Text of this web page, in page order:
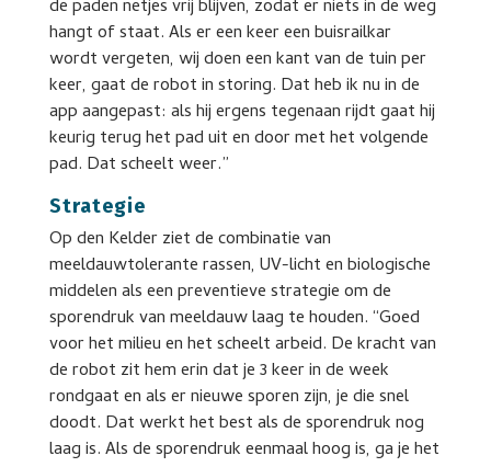
de paden netjes vrij blijven, zodat er niets in de weg
hangt of staat. Als er een keer een buisrailkar
wordt vergeten, wij doen een kant van de tuin per
keer, gaat de robot in storing. Dat heb ik nu in de
app aangepast: als hij ergens tegenaan rijdt gaat hij
keurig terug het pad uit en door met het volgende
pad. Dat scheelt weer.”
Strategie
Op den Kelder ziet de combinatie van
meeldauwtolerante rassen, UV-licht en biologische
middelen als een preventieve strategie om de
sporendruk van meeldauw laag te houden. “Goed
voor het milieu en het scheelt arbeid. De kracht van
de robot zit hem erin dat je 3 keer in de week
rondgaat en als er nieuwe sporen zijn, je die snel
doodt. Dat werkt het best als de sporendruk nog
laag is. Als de sporendruk eenmaal hoog is, ga je het